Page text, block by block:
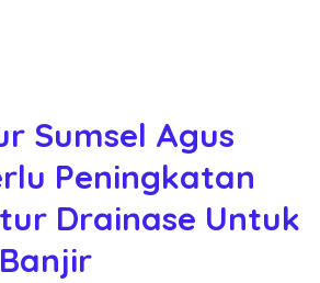
Sumsel Agus
Peningkatan
Drainase Untuk